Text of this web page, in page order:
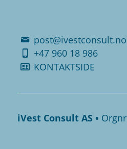
post@ivestconsult.no
+47 960 18 986
KONTAKTSIDE
iVest Consult AS •